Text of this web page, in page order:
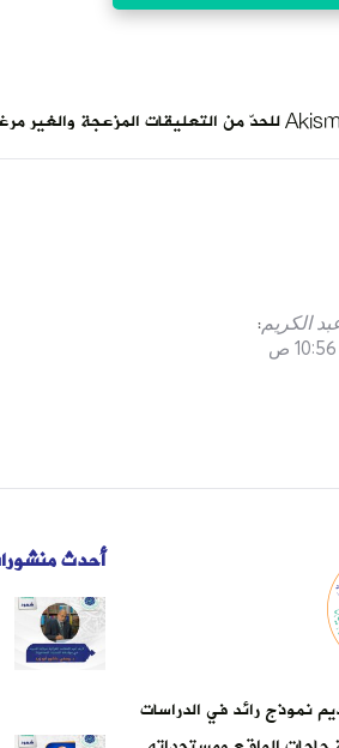
الكريم:
نموذج رائد في الدراسات
أحدث